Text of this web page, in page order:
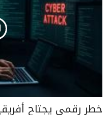
خطر رقمي يجتاح